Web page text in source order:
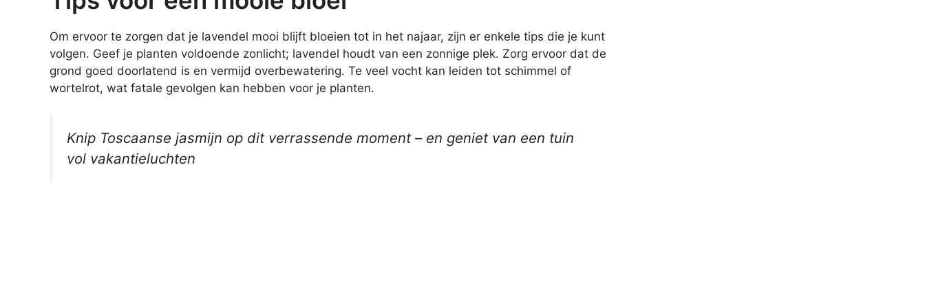
Om ervoor te zorgen dat je lavendel mooi blijft bloeien tot in het najaar, zijn er enkele tips die je kunt
volgen. Geef je planten voldoende zonlicht; lavendel houdt van een zonnige plek. Zorg ervoor dat de
grond goed doorlatend is en vermijd overbewatering. Te veel vocht kan leiden tot schimmel of
wortelrot, wat fatale gevolgen kan hebben voor je planten.
Knip Toscaanse jasmijn op dit verrassende moment – en geniet van een tuin
vol vakantieluchten